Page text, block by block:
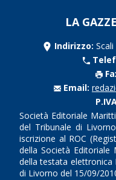
LA
Indirizzo:
Email:
Società Editoriale
del Tribunale di
iscrizione al ROC
della Società Editoriale
della testata elettronica
di Livorno del 15/09/